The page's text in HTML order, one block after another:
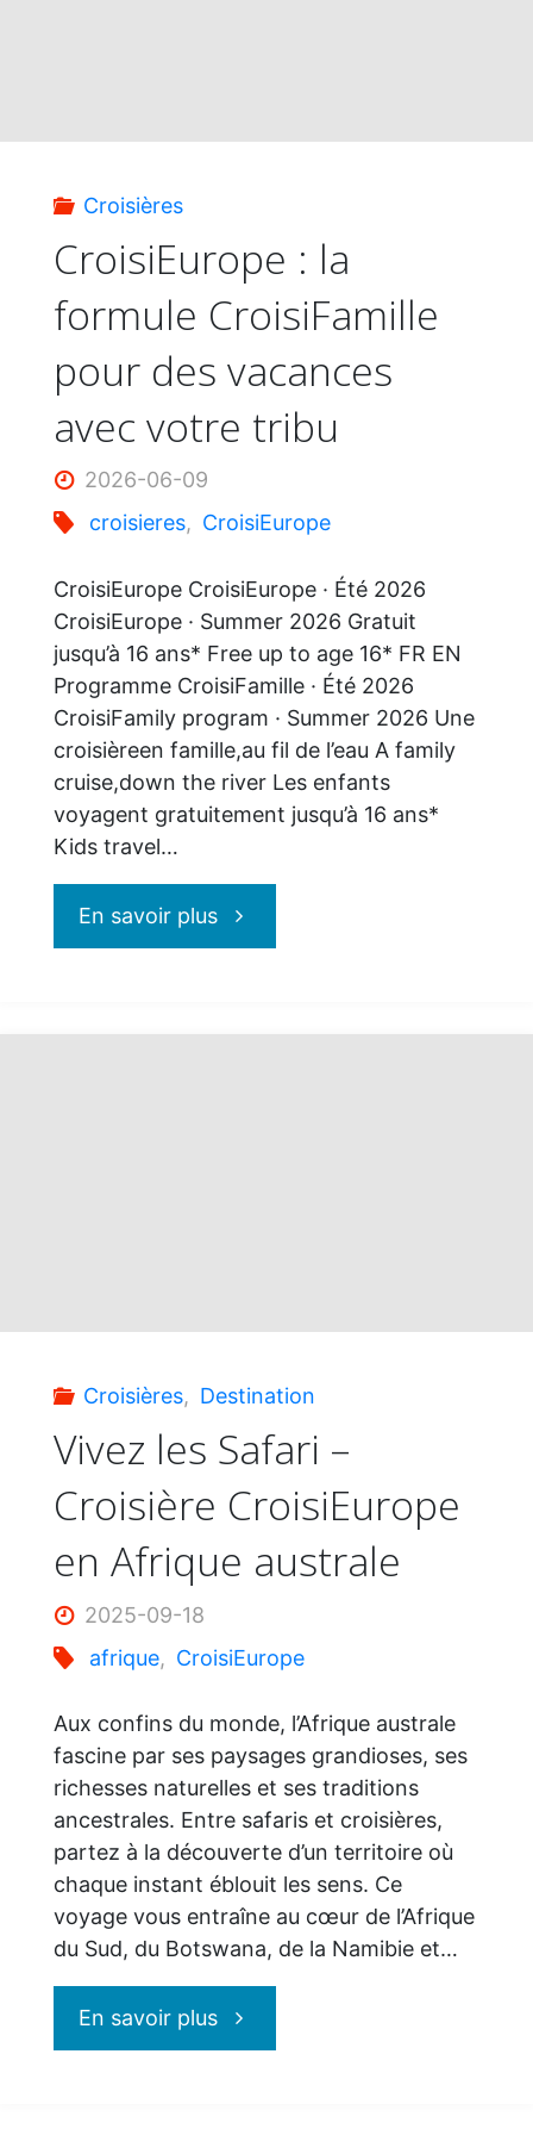
Croisières
CroisiEurope : la
formule CroisiFamille
pour des vacances
avec votre tribu
2026-06-09
croisieres, CroisiEurope
CroisiEurope CroisiEurope · Été 2026
CroisiEurope · Summer 2026 Gratuit
jusqu’à 16 ans* Free up to age 16* FR EN
Programme CroisiFamille · Été 2026
CroisiFamily program · Summer 2026 Une
croisièreen famille,au fil de l’eau A family
cruise,down the river Les enfants
voyagent gratuitement jusqu’à 16 ans*
Kids travel…
En savoir plus"CroisiEurope
votre
tribu"
Croisières, Destination
Vivez les Safari –
Croisière CroisiEurope
en Afrique australe
2025-09-18
afrique, CroisiEurope
Aux confins du monde, l’Afrique australe
fascine par ses paysages grandioses, ses
richesses naturelles et ses traditions
ancestrales. Entre safaris et croisières,
partez à la découverte d’un territoire où
chaque instant éblouit les sens. Ce
voyage vous entraîne au cœur de l’Afrique
du Sud, du Botswana, de la Namibie et…
En savoir plus"Vivez